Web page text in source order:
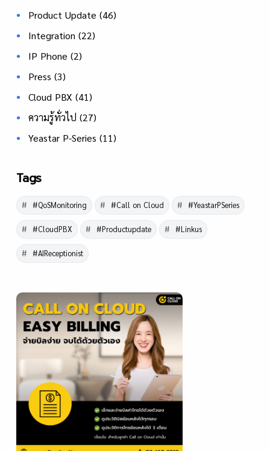
Product Update (46)
Integration (22)
IP Phone (2)
Press (3)
Cloud PBX (41)
ความรู้ทั่วไป (27)
Yeastar P-Series (11)
Tags
#QoSMonitoring #Call on Cloud #YeastarPSeries
#CloudPBX #Productupdate #Linkus
#AIReceptionist